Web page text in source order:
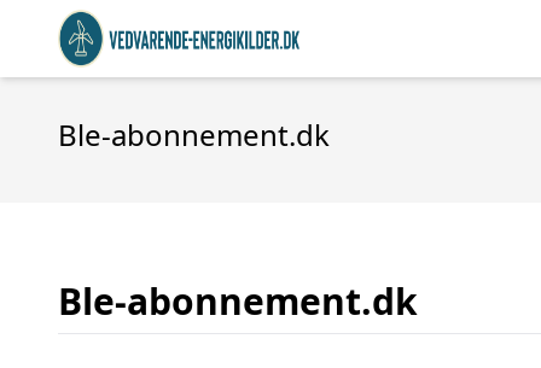
Ble-abonnement.dk
Ble-abonnement.dk